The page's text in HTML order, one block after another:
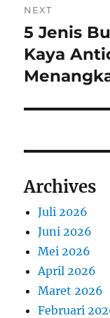
NEXT
Next
post:
5 Jenis
Kaya
Archives
Juli 2026
Juni 2026
Mei 2026
April 2026
Maret 2026
Februari